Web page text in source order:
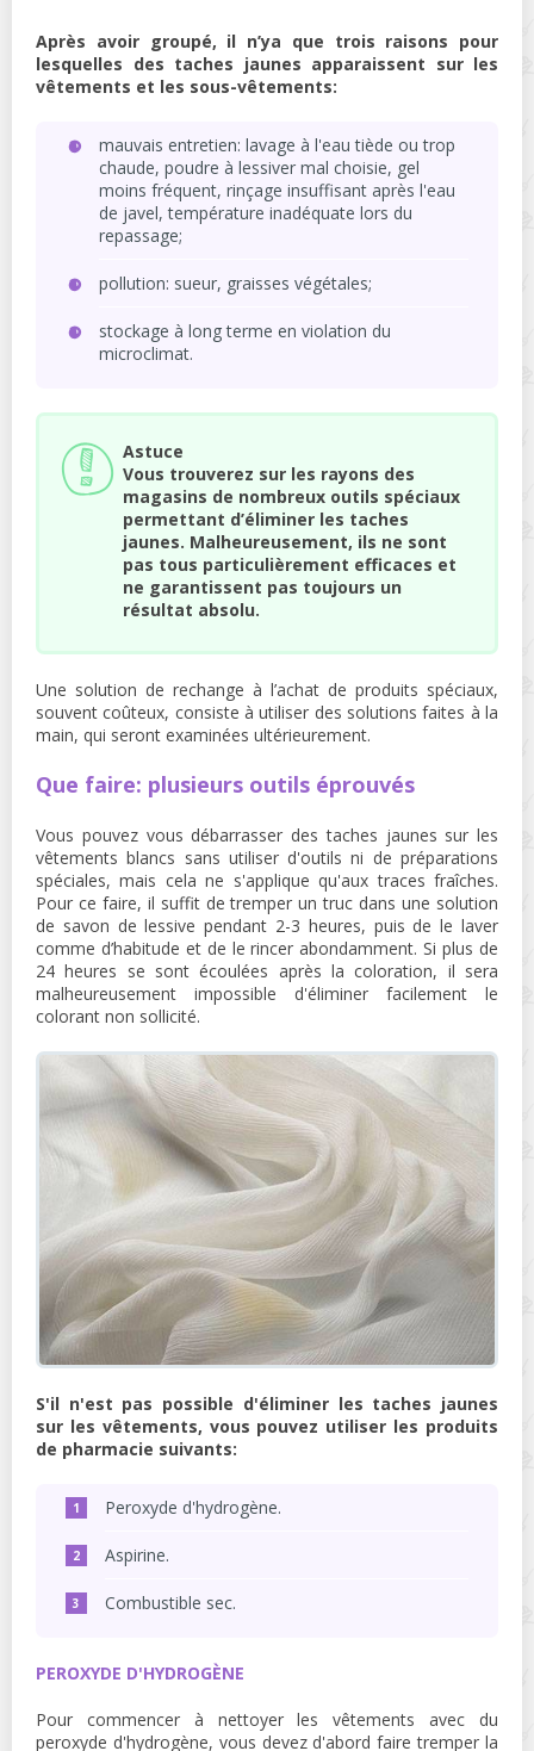
Après avoir groupé, il n’ya que trois raisons pour
lesquelles des taches jaunes apparaissent sur les
vêtements et les sous-vêtements:
mauvais entretien: lavage à l'eau tiède ou trop
chaude, poudre à lessiver mal choisie, gel
moins fréquent, rinçage insuffisant après l'eau
de javel, température inadéquate lors du
repassage;
pollution: sueur, graisses végétales;
stockage à long terme en violation du
microclimat.
Astuce
Vous trouverez sur les rayons des
magasins de nombreux outils spéciaux
permettant d’éliminer les taches
jaunes. Malheureusement, ils ne sont
pas tous particulièrement efficaces et
ne garantissent pas toujours un
résultat absolu.
Une solution de rechange à l’achat de produits spéciaux,
souvent coûteux, consiste à utiliser des solutions faites à la
main, qui seront examinées ultérieurement.
Que faire: plusieurs outils éprouvés
Vous pouvez vous débarrasser des taches jaunes sur les
vêtements blancs sans utiliser d'outils ni de préparations
spéciales, mais cela ne s'applique qu'aux traces fraîches.
Pour ce faire, il suffit de tremper un truc dans une solution
de savon de lessive pendant 2-3 heures, puis de le laver
comme d’habitude et de le rincer abondamment. Si plus de
24 heures se sont écoulées après la coloration, il sera
malheureusement impossible d'éliminer facilement le
colorant non sollicité.
S'il n'est pas possible d'éliminer les taches jaunes
sur les vêtements, vous pouvez utiliser les produits
de pharmacie suivants:
Peroxyde d'hydrogène.
Aspirine.
Combustible sec.
PEROXYDE D'HYDROGÈNE
Pour commencer à nettoyer les vêtements avec du
peroxyde d'hydrogène, vous devez d'abord faire tremper la